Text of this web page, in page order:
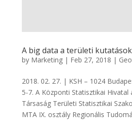
A big data a területi
by Marketing| Feb 27, 2018 |
2018. 02. 27. | KSH – 1024
5-7. A Központi Statisztikai Hivatal
Társaság Területi Statisztikai
MTA IX. osztály Regionális